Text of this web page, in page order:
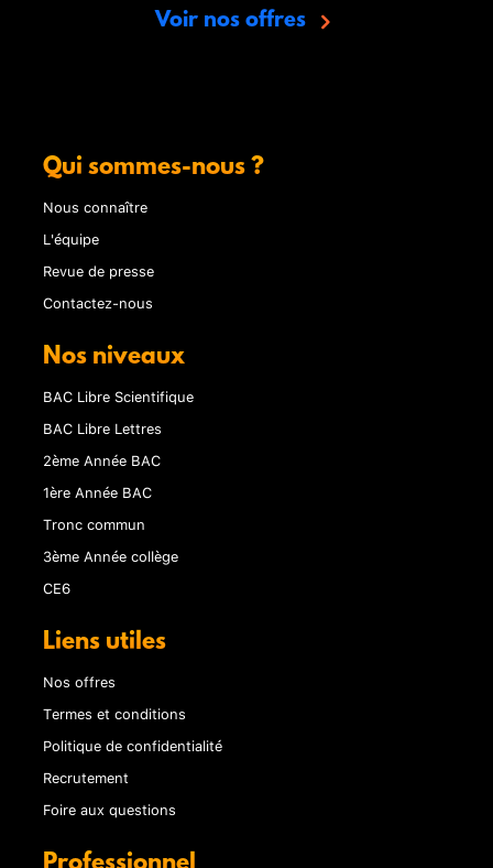
Voir nos offres
Qui sommes-nous ?
Nous connaître
L'équipe
Revue de presse
Contactez-nous
Nos niveaux
BAC Libre Scientifique
BAC Libre Lettres
2ème Année BAC
1ère Année BAC
Tronc commun
3ème Année collège
CE6
Liens utiles
Nos offres
Termes et conditions
Politique de confidentialité
Recrutement
Foire aux questions